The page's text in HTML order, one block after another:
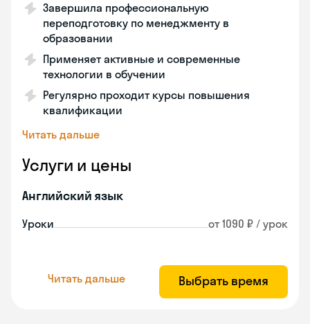
Завершила профессиональную
переподготовку по менеджменту в
образовании
Применяет активные и современные
технологии в обучении
Регулярно проходит курсы повышения
квалификации
Читать дальше
Услуги и цены
Английский язык
Уроки от 1090 ₽ / урок
Читать дальше Выбрать время